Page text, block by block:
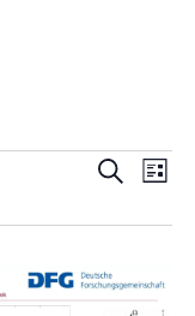
Eventi
e
viste
CercaLista